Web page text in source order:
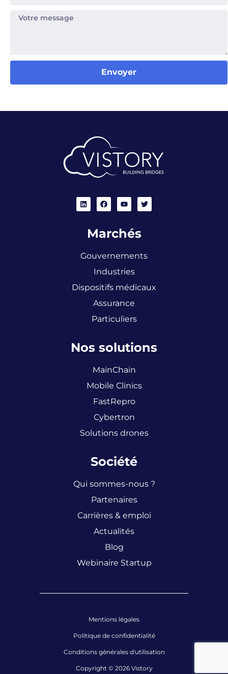
Envoyer
Marchés
Gouvernements
Industries
Dispositifs médicaux
Assurance
Particuliers
Nos solutions
MainChain
Mobile Clinics
FastRepro
Cybertron
Solutions drones
Société
Qui sommes-nous ?
Partenaires
Carrières & emploi
Actualités
Blog
Webinaire Startup
Mentions légales
Politique de confidentialité
Conditions générales d'utilisation
Copyright © 2026 Vistory